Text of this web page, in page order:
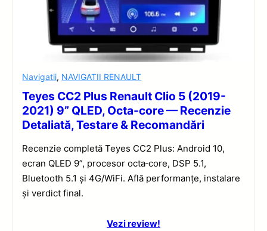
Navigatii, NAVIGATII RENAULT
Teyes CC2 Plus Renault Clio 5 (2019-
2021) 9” QLED, Octa-core — Recenzie
Detaliată, Testare & Recomandări
Recenzie completă Teyes CC2 Plus: Android 10,
ecran QLED 9”, procesor octa‑core, DSP 5.1,
Bluetooth 5.1 și 4G/WiFi. Află performanțe, instalare
și verdict final.
Vezi review!